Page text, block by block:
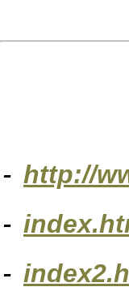
- http://
-
-